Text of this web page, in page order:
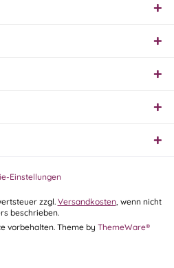
Einstellungen
zzgl. Versandkosten, wenn nicht
beschrieben.
vorbehalten. Theme by ThemeWare®